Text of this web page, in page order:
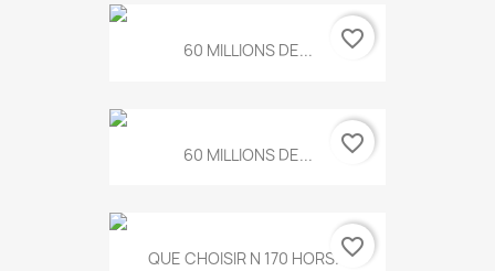
60 MILLIONS DE... favorite_border
60 MILLIONS DE... favorite_border
QUE CHOISIR N 170 HORS...favorite_border